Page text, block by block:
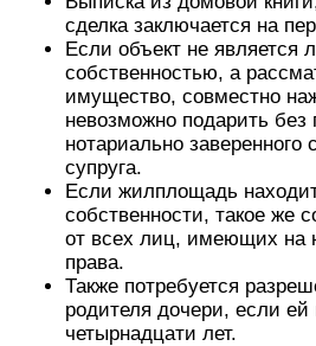
сделка заключается на
Если объект не является
собственностью, а
имущество, совместно
невозможно подарить без
нотариально заверенного
супруга.
Если жилплощадь
собственности, такое же
от всех лиц, имеющих на
права.
Также потребуется
родителя дочери, если
четырнадцати лет.